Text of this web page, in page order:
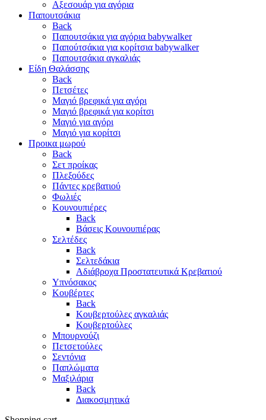
Αξεσουάρ για αγόρια
Παπουτσάκια
Back
Παπουτσάκια για αγόρια babywalker
Παπούτσάκια για κορίτσια babywalker
Παπουτσάκια αγκαλιάς
Είδη Θαλάσσης
Back
Πετσέτες
Μαγιό βρεφικά για αγόρι
Μαγιό βρεφικά για κορίτσι
Μαγιό για αγόρι
Μαγιό για κορίτσι
Προικα μωρού
Back
Σετ προίκας
Πλεξούδες
Πάντες κρεβατιού
Φωλιές
Κουνουπιέρες
Back
Βάσεις Κουνουπιέρας
Σελτέδες
Back
Σελτεδάκια
Αδιάβροχα Προστατευτικά Κρεβατιού
Υπνόσακος
Κουβέρτες
Back
Κουβερτούλες αγκαλιάς
Κουβερτούλες
Μπουρνούζι
Πετσετούλες
Σεντόνια
Παπλώματα
Μαξιλάρια
Back
Διακοσμητικά